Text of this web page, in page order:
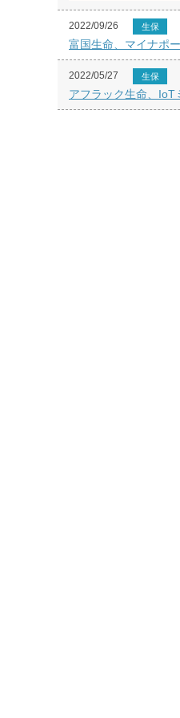
2022/09/26 生保
富国生命、マイナポ
2022/05/27 生保
アフラック生命、IoT